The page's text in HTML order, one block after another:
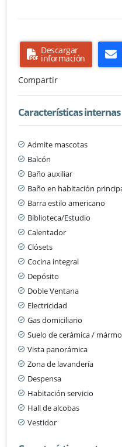
Descargar
información
Compartir
Características internas
Admite mascotas
Balcón
Baño auxiliar
Baño en habitación
Barra estilo americano
Biblioteca/Estudio
Calentador
Clósets
Cocina integral
Depósito
Doble Ventana
Electricidad
Gas domiciliario
Suelo de cerámica /
Vista panorámica
Zona de lavandería
Despensa
Habitación servicio
Hall de alcobas
Vestidor